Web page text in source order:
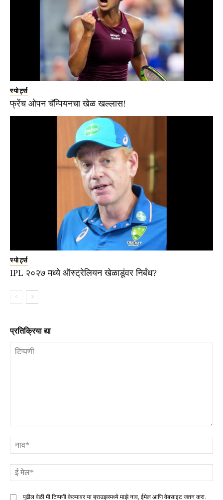
स्पोर्ट्स
फ्रेंच ओपन चॅम्पियनचा खेळ खल्लास!
स्पोर्ट्स
IPL २०२७ मध्ये ऑस्ट्रेलियन खेळाडूंवर निर्बंध?
प्रतिक्रिया द्या
पुढील वेळी मी टिप्पणी केल्यावर या ब्राउझरमध्ये माझे नाव, ईमेल आणि वेबसाइट जतन करा.